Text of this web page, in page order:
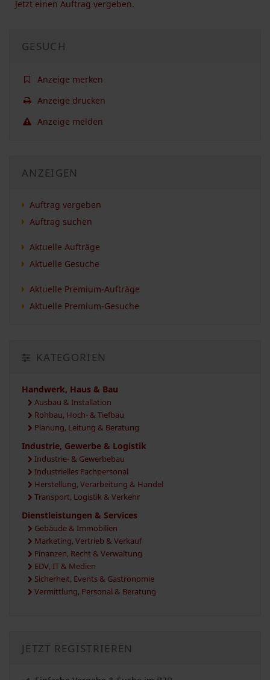
Jetzt einen Auftrag vergeben.
GESUCH
Anzeige merken
Anzeige drucken
Anzeige melden
ANZEIGEN
Auftrag vergeben
Auftrag suchen
Aktuelle Aufträge
Aktuelle Gesuche
Aktuelle Premium-Aufträge
Aktuelle Premium-Gesuche
KATEGORIEN
Handwerk, Haus & Bau
Ausbau & Installation
Rohbau, Hoch- & Tiefbau
Planung, Leitung & Beratung
Industrie, Gewerbe & Logistik
Industrie- & Gewerbebau
Industrielles Fachpersonal
Herstellung, Verarbeitung & Handel
Transport, Logistik & Verkehr
Dienstleistungen & Services
Gebäude & Immobilien
Marketing, Vertrieb & Verkauf
Finanzen, Recht & Verwaltung
EDV, IT & Medien
Sicherheit, Events & Gastronomie
Vermittlung, Personal & Beratung
JETZT REGISTRIEREN